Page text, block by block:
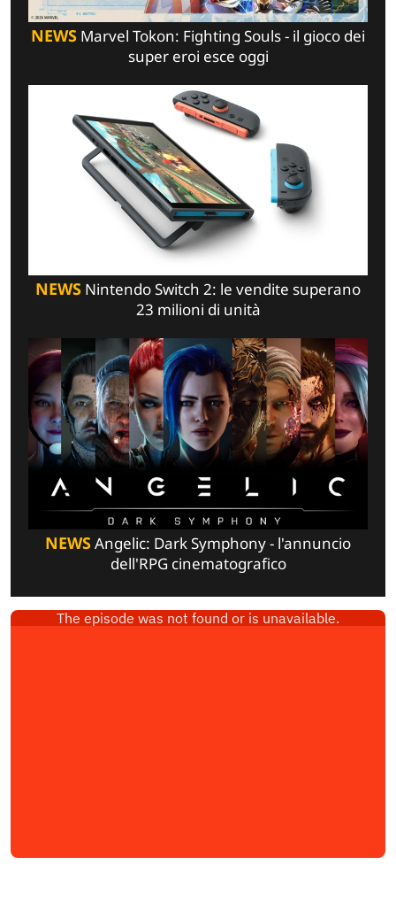
NEWS Marvel Tokon: Fighting Souls - il gioco dei
super eroi esce oggi
NEWS Nintendo Switch 2: le vendite superano
23 milioni di unità
NEWSAngelic: Dark Symphony - l'annuncio
dell'RPG cinematografico